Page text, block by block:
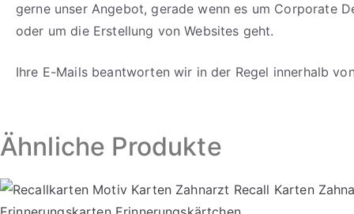
gerne unser Angebot, gerade wenn es um Corporate
oder um die Erstellung von Websites geht.
Ihre E-Mails beantworten wir in der Regel innerhalb
Ähnliche Produkte